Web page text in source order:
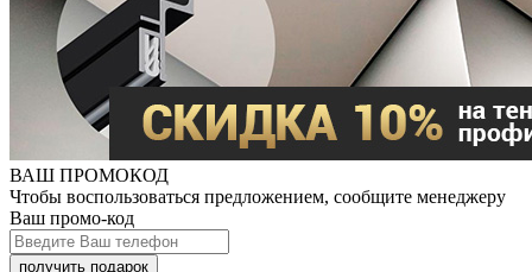
ВАШ ПРОМОКОД
Чтобы воспользоваться предложением, сообщите менеджеру
Ваш промо-код